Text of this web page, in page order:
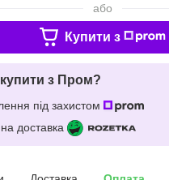
або
Купити з
з Пром?
під захистом
доставка